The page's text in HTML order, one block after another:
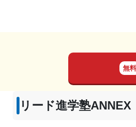
無料
リード進学塾ANNEX